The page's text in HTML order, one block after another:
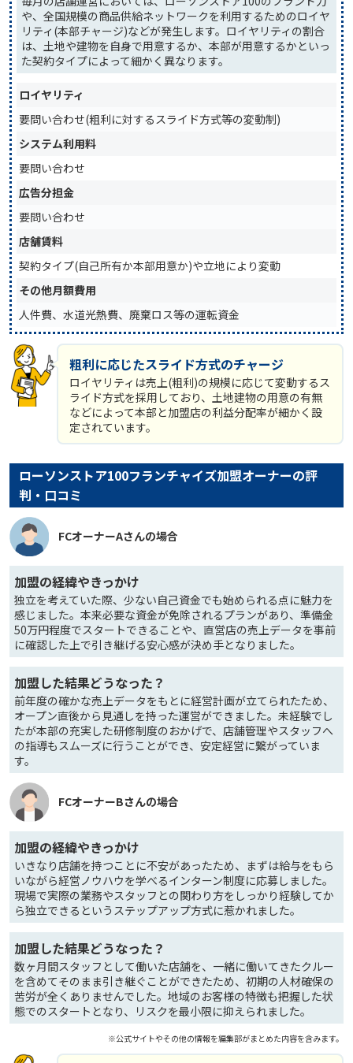
や、全国規模の商品供給ネットワークを利用するためのロイヤ
リティ(本部チャージ)などが発生します。ロイヤリティの割合
は、土地や建物を自身で用意するか、本部が用意するかといっ
た契約タイプによって細かく異なります。
ロイヤリティ
要問い合わせ(粗利に対するスライド方式等の変動制)
システム利用料
要問い合わせ
広告分担金
要問い合わせ
店舗賃料
契約タイプ(自己所有か本部用意か)や立地により変動
その他月額費用
人件費、水道光熱費、廃棄ロス等の運転資金
粗利に応じたスライド方式のチャージ
ロイヤリティは売上(粗利)の規模に応じて変動するス
ライド方式を採用しており、土地建物の用意の有無
などによって本部と加盟店の利益分配率が細かく設
定されています。
ローソンストア100フランチャイズ加盟オーナーの評
判・口コミ
FCオーナーAさんの場合
加盟の経緯やきっかけ
独立を考えていた際、少ない自己資金でも始められる点に魅力を
感じました。本来必要な資金が免除されるプランがあり、準備金
50万円程度でスタートできることや、直営店の売上データを事前
に確認した上で引き継げる安心感が決め手となりました。
加盟した結果どうなった？
前年度の確かな売上データをもとに経営計画が立てられたため、
オープン直後から見通しを持った運営ができました。未経験でし
たが本部の充実した研修制度のおかげで、店舗管理やスタッフへ
の指導もスムーズに行うことができ、安定経営に繋がっていま
す。
FCオーナーBさんの場合
加盟の経緯やきっかけ
いきなり店舗を持つことに不安があったため、まずは給与をもら
いながら経営ノウハウを学べるインターン制度に応募しました。
現場で実際の業務やスタッフとの関わり方をしっかり経験してか
ら独立できるというステップアップ方式に惹かれました。
加盟した結果どうなった？
数ヶ月間スタッフとして働いた店舗を、一緒に働いてきたクルー
を含めてそのまま引き継ぐことができたため、初期の人材確保の
苦労が全くありませんでした。地域のお客様の特徴も把握した状
態でのスタートとなり、リスクを最小限に抑えられました。
※公式サイトやその他の情報を編集部がまとめた内容を含みます。